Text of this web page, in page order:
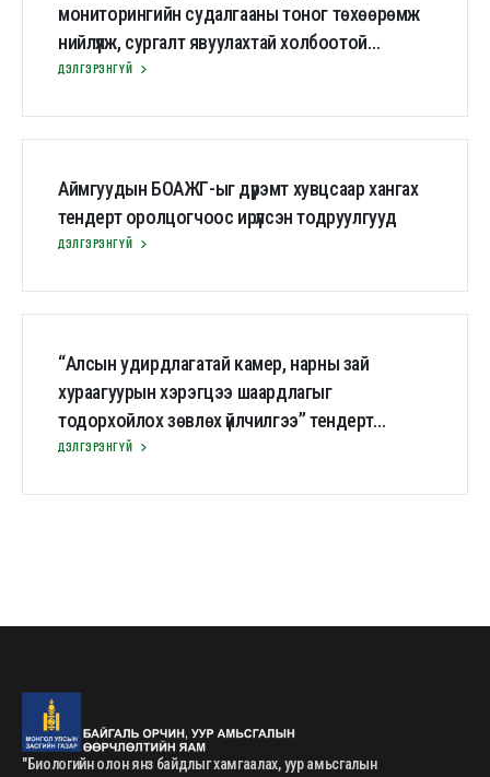
мониторингийн судалгааны тоног төхөөрөмж
нийлүүлж, сургалт явуулахтай холбоотой
тодруулга
ДЭЛГЭРЭНГҮЙ
Аймгуудын БОАЖГ-ыг дүрэмт хувцсаар хангах
тендерт оролцогчоос ирүүлсэн тодруулгууд
ДЭЛГЭРЭНГҮЙ
“Алсын удирдлагатай камер, нарны зай
хураагуурын хэрэгцээ шаардлагыг
тодорхойлох зөвлөх үйлчилгээ” тендерт
оролцохыг хүссэн хуулийн этгээдээс
ДЭЛГЭРЭНГҮЙ
"Биологийн олон янз байдлыг хамгаалах, уур амьсгалын